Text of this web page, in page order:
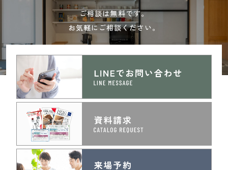
ご相談は無料です。
お気軽にご相談ください。